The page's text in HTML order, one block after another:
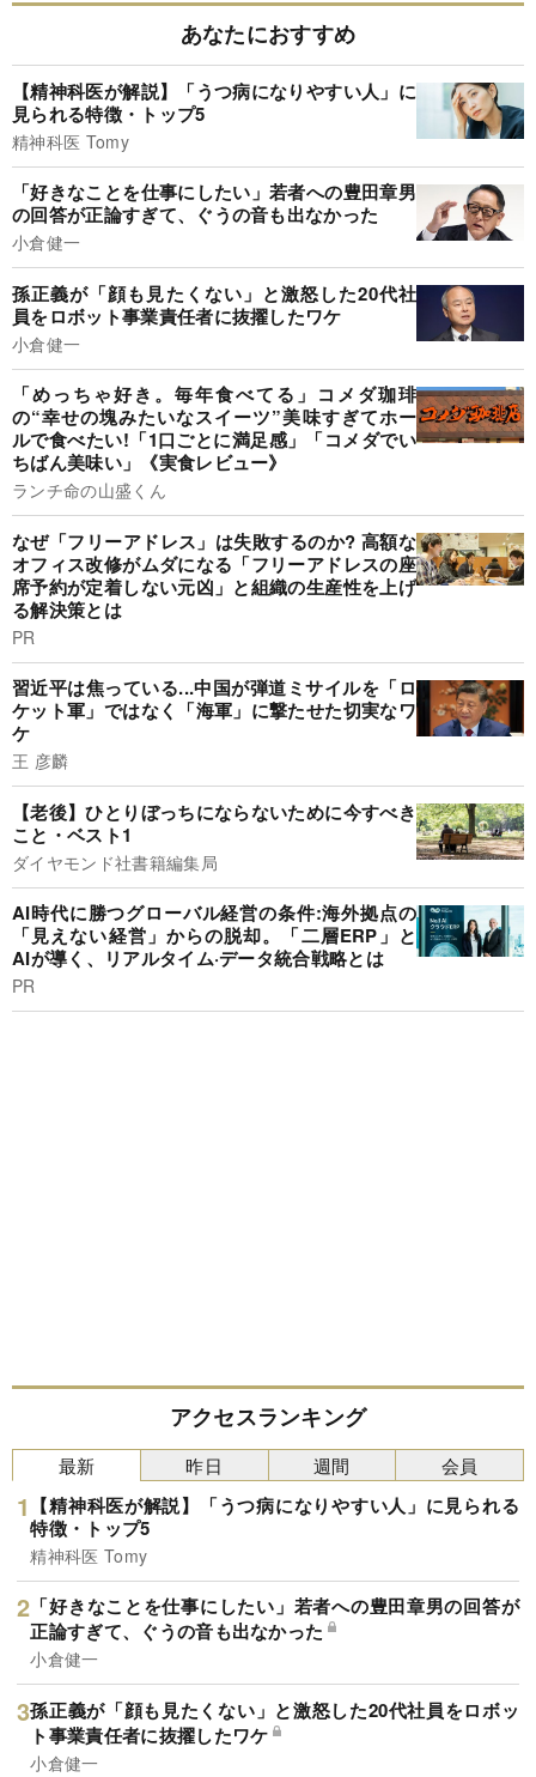
あなたにおすすめ
【精神科医が解説】「うつ病になりやすい人」に
見られる特徴・トップ5
精神科医 Tomy
「好きなことを仕事にしたい」若者への豊田章男
の回答が正論すぎて、ぐうの音も出なかった
小倉健一
孫正義が「顔も見たくない」と激怒した20代社
員をロボット事業責任者に抜擢したワケ
小倉健一
「めっちゃ好き。毎年食べてる」コメダ珈琲
の“幸せの塊みたいなスイーツ”美味すぎてホー
ルで食べたい!「1口ごとに満足感」「コメダでい
ちばん美味い」《実食レビュー》
ランチ命の山盛くん
なぜ「フリーアドレス」は失敗するのか? 高額な
オフィス改修がムダになる「フリーアドレスの座
席予約が定着しない元凶」と組織の生産性を上げ
る解決策とは
PR
習近平は焦っている...中国が弾道ミサイルを「ロ
ケット軍」ではなく「海軍」に撃たせた切実なワ
ケ
王 彦麟
【老後】ひとりぼっちにならないために今すべき
こと・ベスト1
ダイヤモンド社書籍編集局
AI時代に勝つグローバル経営の条件:海外拠点の
「見えない経営」からの脱却。「二層ERP」と
AIが導く、リアルタイム·データ統合戦略とは
PR
アクセスランキング
最新
【精神科医が解説】「うつ病になりやすい人」に見られる
特徴・トップ5
精神科医 Tomy
「好きなことを仕事にしたい」若者への豊田章男の回答が
正論すぎて、ぐうの音も出なかった
小倉健一
孫正義が「顔も見たくない」と激怒した20代社員をロボッ
ト事業責任者に抜擢したワケ
小倉健一
昨日 週間 会員